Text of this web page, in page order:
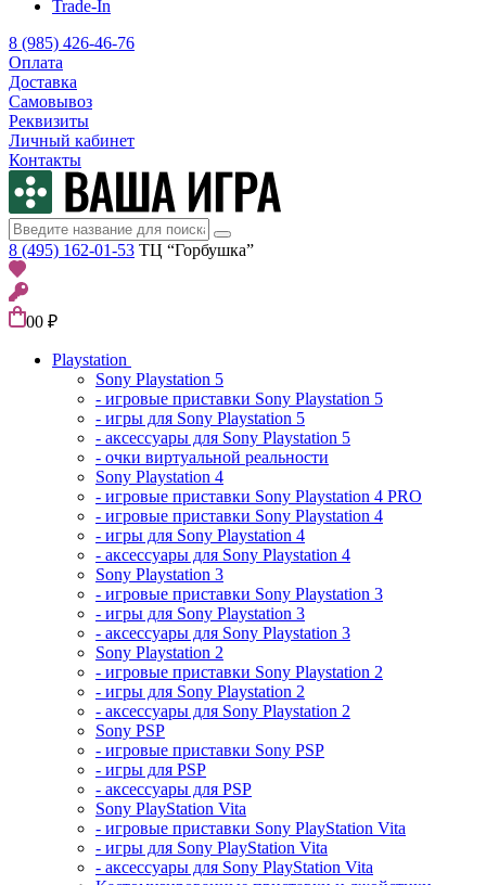
Trade-In
8 (985) 426-46-76
Оплата
Доставка
Самовывоз
Реквизиты
Личный кабинет
Контакты
8 (495) 162-01-53 ТЦ “Горбушка”
00 ₽
Playstation
Sony Playstation 5
- игровые приставки Sony Playstation 5
- игры для Sony Playstation 5
- аксессуары для Sony Playstation 5
- очки виртуальной реальности
Sony Playstation 4
- игровые приставки Sony Playstation 4 PRO
- игровые приставки Sony Playstation 4
- игры для Sony Playstation 4
- аксессуары для Sony Playstation 4
Sony Playstation 3
- игровые приставки Sony Playstation 3
- игры для Sony Playstation 3
- аксессуары для Sony Playstation 3
Sony Playstation 2
- игровые приставки Sony Playstation 2
- игры для Sony Playstation 2
- аксессуары для Sony Playstation 2
Sony PSP
- игровые приставки Sony PSP
- игры для PSP
- аксессуары для PSP
Sony PlayStation Vita
- игровые приставки Sony PlayStation Vita
- игры для Sony PlayStation Vita
- аксессуары для Sony PlayStation Vita